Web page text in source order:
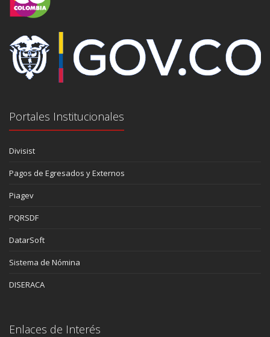
Portales Institucionales
Divisist
Pagos de Egresados y Externos
Piagev
PQRSDF
DatarSoft
Sistema de Nómina
DISERACA
Enlaces de Interés